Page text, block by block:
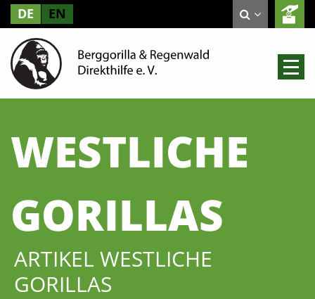
DE EN
WESTLICHE
GORILLAS
ARTIKEL WESTLICHE
GORILLAS